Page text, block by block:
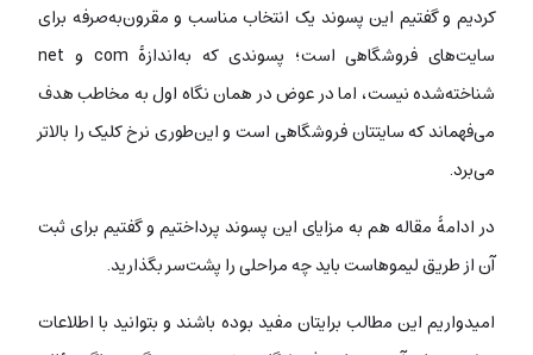
کردیم و گفتیم این پسوند یک انتخاب مناسب و مقرون‌به‌صرفه برای
سایت‌های فروشگاهی است؛ پسوندی که به‌اندازۀ com و net
شناخته‌شده نیست، اما در عوض در همان نگاه اول به مخاطب هدف
می‌فهماند که سایتتان فروشگاهی است و این‌طوری نرخ کلیک را بالاتر
می‌برد.
در ادامۀ مقاله هم به مزایای این پسوند پرداختیم و گفتیم برای ثبت
آن از طریق لیموهاست باید چه مراحلی را پشت‌سر بگذارید.
امیدواریم این مطالب برایتان مفید بوده باشند و بتوانید با اطلاعات